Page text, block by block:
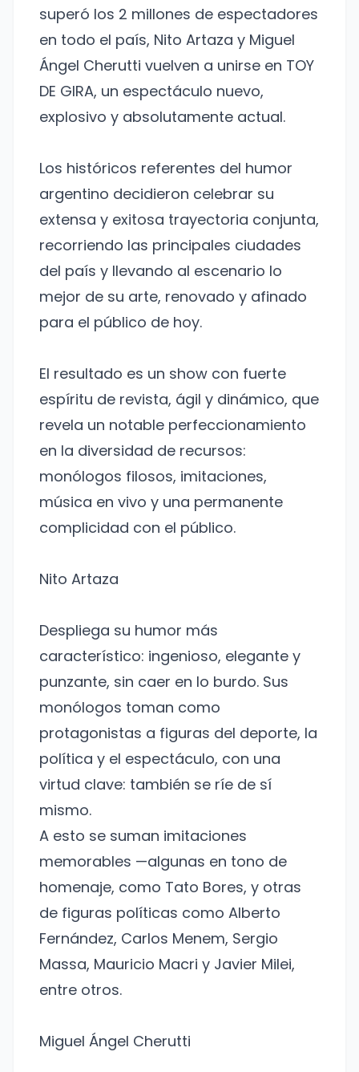
superó los 2 millones de espectadores
en todo el país, Nito Artaza y Miguel
Ángel Cherutti vuelven a unirse en TOY
DE GIRA, un espectáculo nuevo,
explosivo y absolutamente actual.
Los históricos referentes del humor
argentino decidieron celebrar su
extensa y exitosa trayectoria conjunta,
recorriendo las principales ciudades
del país y llevando al escenario lo
mejor de su arte, renovado y afinado
para el público de hoy.
El resultado es un show con fuerte
espíritu de revista, ágil y dinámico, que
revela un notable perfeccionamiento
en la diversidad de recursos:
monólogos filosos, imitaciones,
música en vivo y una permanente
complicidad con el público.
Nito Artaza
Despliega su humor más
característico: ingenioso, elegante y
punzante, sin caer en lo burdo. Sus
monólogos toman como
protagonistas a figuras del deporte, la
política y el espectáculo, con una
virtud clave: también se ríe de sí
mismo.
A esto se suman imitaciones
memorables —algunas en tono de
homenaje, como Tato Bores, y otras
de figuras políticas como Alberto
Fernández, Carlos Menem, Sergio
Massa, Mauricio Macri y Javier Milei,
entre otros.
Miguel Ángel Cherutti